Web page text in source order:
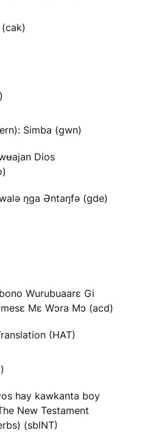
Simba (gwn)
Dios
ŋga Əntaŋfə (gde)
Wurubuaarɛ Gi
Mɛ Wɔra Mɔ (acd)
(HAT)
hay kawkanta boy
New Testament
(sblNT)